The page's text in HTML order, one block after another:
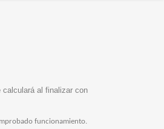
calculará al finalizar con
funcionamiento.